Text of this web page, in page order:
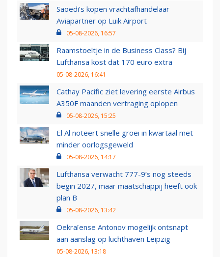
Saoedi’s kopen vrachtafhandelaar
Aviapartner op Luik Airport
05-08-2026, 16:57
Raamstoeltje in de Business Class? Bij
Lufthansa kost dat 170 euro extra
05-08-2026, 16:41
Cathay Pacific ziet levering eerste Airbus
A350F maanden vertraging oplopen
05-08-2026, 15:25
El Al noteert snelle groei in kwartaal met
minder oorlogsgeweld
05-08-2026, 14:17
Lufthansa verwacht 777-9’s nog steeds
begin 2027, maar maatschappij heeft ook
plan B
05-08-2026, 13:42
Oekraïense Antonov mogelijk ontsnapt
aan aanslag op luchthaven Leipzig
05-08-2026, 13:18